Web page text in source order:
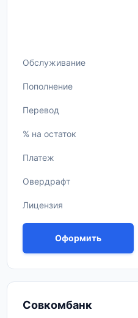
Обслуживание
Пополнение
Перевод
% на остаток
Платеж
Овердрафт
Лицензия
Оформить
Совкомбанк